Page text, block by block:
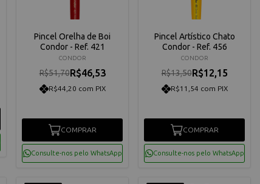
Pincel Orelha de Boi
Condor - Ref. 421
CONDOR
R$51,70R$46,53
R$44,20 com PIX
COMPRAR
Consulte-nos pelo WhatsApp
Pincel Artístico Chato
Condor - Ref. 456
CONDOR
R$13,50R$12,15
R$11,54 com PIX
COMPRAR
Consulte-nos pelo WhatsApp